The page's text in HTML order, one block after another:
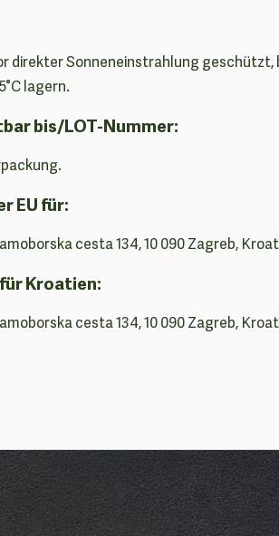
direkter Sonneneinstrahlung geschützt,
lagern.
bis/LOT-Nummer:
EU für:
cesta 134, 10 090 Zagreb,
Kroatien:
cesta 134, 10 090 Zagreb,